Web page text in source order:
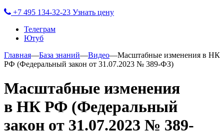
+7 495 134-32-23 Узнать цену
Телеграм
Ютуб
Главная—База знаний—Видео—Масштабные изменения в НК
РФ (Федеральный закон от 31.07.2023 № 389-ФЗ)
Масштабные изменения
в НК РФ (Федеральный
закон от 31.07.2023 № 389-